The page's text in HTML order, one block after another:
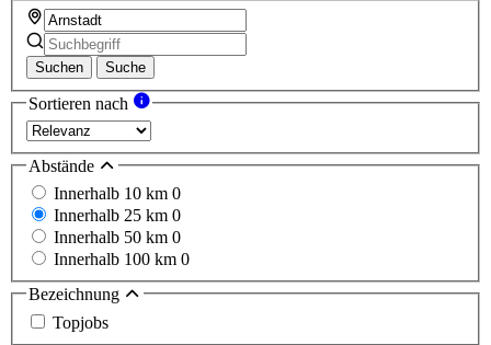
Suchen Suche
Sortieren nach
Abstände
Innerhalb 10 km 0
Innerhalb 25 km 0
Innerhalb 50 km 0
Innerhalb 100 km 0
Bezeichnung
Topjobs